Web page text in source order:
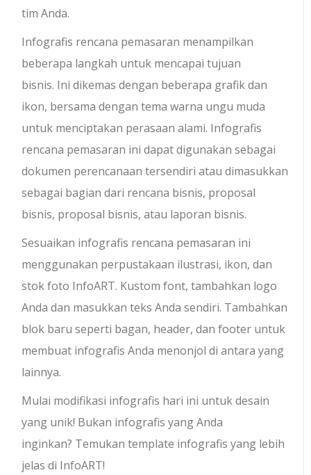
tim Anda.
Infografis rencana pemasaran menampilkan
beberapa langkah untuk mencapai tujuan
bisnis. Ini dikemas dengan beberapa grafik dan
ikon, bersama dengan tema warna ungu muda
untuk menciptakan perasaan alami. Infografis
rencana pemasaran ini dapat digunakan sebagai
dokumen perencanaan tersendiri atau dimasukkan
sebagai bagian dari rencana bisnis, proposal
bisnis, proposal bisnis, atau laporan bisnis.
Sesuaikan infografis rencana pemasaran ini
menggunakan perpustakaan ilustrasi, ikon, dan
stok foto InfoART. Kustom font, tambahkan logo
Anda dan masukkan teks Anda sendiri. Tambahkan
blok baru seperti bagan, header, dan footer untuk
membuat infografis Anda menonjol di antara yang
lainnya.
Mulai modifikasi infografis hari ini untuk desain
yang unik! Bukan infografis yang Anda
inginkan? Temukan template infografis yang lebih
jelas di InfoART!